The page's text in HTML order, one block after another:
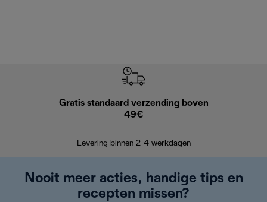
Gratis standaard verzending boven
49€
Levering binnen 2-4 werkdagen
Nooit meer acties, handige tips en
recepten missen?